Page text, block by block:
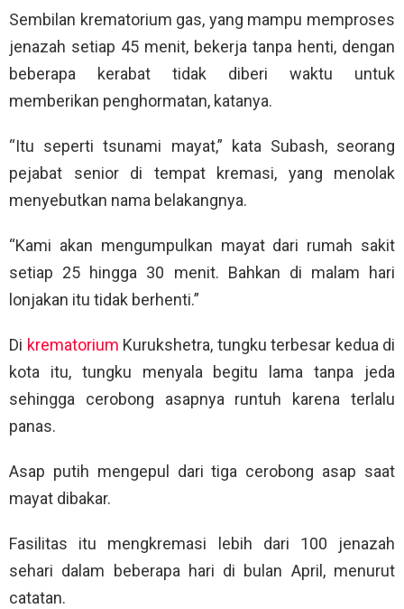
Sembilan krematorium gas, yang mampu memproses
jenazah setiap 45 menit, bekerja tanpa henti, dengan
beberapa kerabat tidak diberi waktu untuk
memberikan penghormatan, katanya.
“Itu seperti tsunami mayat,” kata Subash, seorang
pejabat senior di tempat kremasi, yang menolak
menyebutkan nama belakangnya.
“Kami akan mengumpulkan mayat dari rumah sakit
setiap 25 hingga 30 menit. Bahkan di malam hari
lonjakan itu tidak berhenti.”
Di krematorium Kurukshetra, tungku terbesar kedua di
kota itu, tungku menyala begitu lama tanpa jeda
sehingga cerobong asapnya runtuh karena terlalu
panas.
Asap putih mengepul dari tiga cerobong asap saat
mayat dibakar.
Fasilitas itu mengkremasi lebih dari 100 jenazah
sehari dalam beberapa hari di bulan April, menurut
catatan.